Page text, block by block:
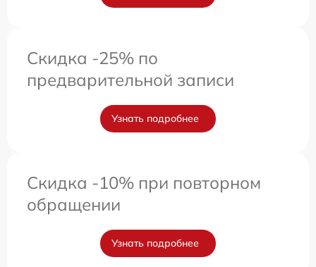
Скидка -25% по
предварительной записи
Узнать подробнее
Скидка -10% при повторном
обращении
Узнать подробнее